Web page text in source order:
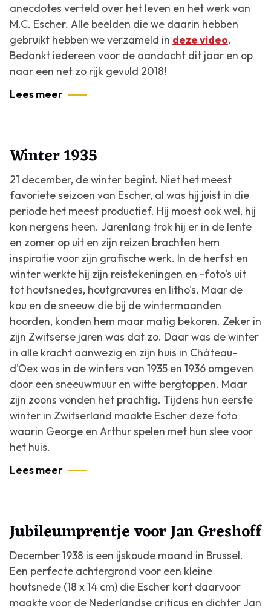
anecdotes verteld over het leven en het werk van
M.C. Escher. Alle beelden die we daarin hebben
gebruikt hebben we verzameld in deze video.
Bedankt iedereen voor de aandacht dit jaar en op
naar een net zo rijk gevuld 2018!
Lees meer
Winter 1935
21 december, de winter begint. Niet het meest
favoriete seizoen van Escher, al was hij juist in die
periode het meest productief. Hij moest ook wel, hij
kon nergens heen. Jarenlang trok hij er in de lente
en zomer op uit en zijn reizen brachten hem
inspiratie voor zijn grafische werk. In de herfst en
winter werkte hij zijn reistekeningen en -foto's uit
tot houtsnedes, houtgravures en litho's. Maar de
kou en de sneeuw die bij de wintermaanden
hoorden, konden hem maar matig bekoren. Zeker in
zijn Zwitserse jaren was dat zo. Daar was de winter
in alle kracht aanwezig en zijn huis in Cháteau-
d'Oex was in de winters van 1935 en 1936 omgeven
door een sneeuwmuur en witte bergtoppen. Maar
zijn zoons vonden het prachtig. Tijdens hun eerste
winter in Zwitserland maakte Escher deze foto
waarin George en Arthur spelen met hun slee voor
het huis.
Lees meer
Jubileumprentje voor Jan Greshoff
December 1938 is een ijskoude maand in Brussel.
Een perfecte achtergrond voor een kleine
houtsnede (18 x 14 cm) die Escher kort daarvoor
maakte voor de Nederlandse criticus en dichter Jan